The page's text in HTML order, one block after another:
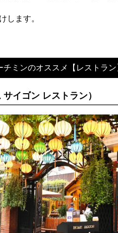
します。
チミンのオススメ【レストラン
イゴン レストラン）